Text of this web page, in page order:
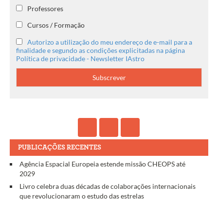
Professores
Cursos / Formação
Autorizo a utilização do meu endereço de e-mail para a
finalidade e segundo as condições explicitadas na página
Política de privacidade - Newsletter IAstro
PUBLICAÇÕES RECENTES
Agência Espacial Europeia estende missão CHEOPS até
2029
Livro celebra duas décadas de colaborações internacionais
que revolucionaram o estudo das estrelas